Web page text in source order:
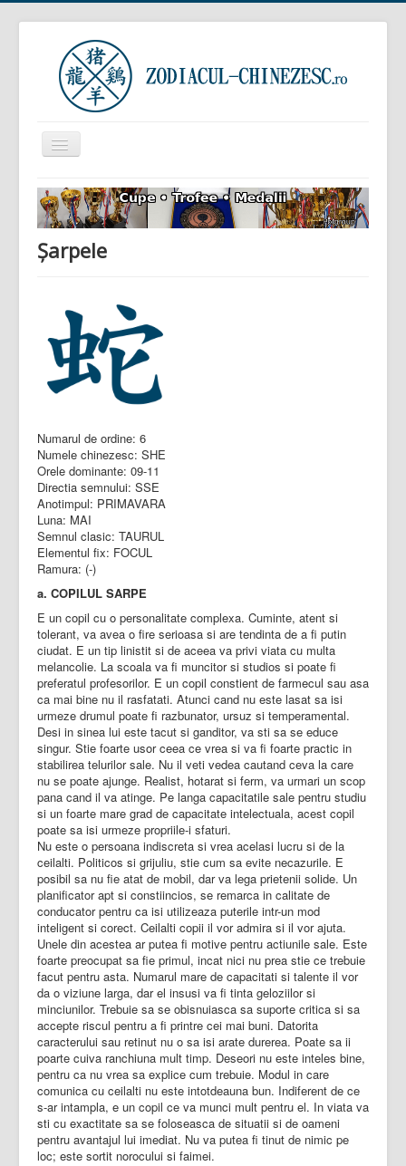
Comută
navigarea
Prima pagină
Zodiacul Chinezesc
Zodiacul European
Zodiacul Arboricol
Semnificația viselor
Sunteți aici: Acasă
Șarpele
Numarul de ordine: 6
Numele chinezesc: SHE
Orele dominante: 09-11
Directia semnului: SSE
Anotimpul: PRIMAVARA
Luna: MAI
Semnul clasic: TAURUL
Elementul fix: FOCUL
Ramura: (-)
a. COPILUL SARPE
E un copil cu o personalitate complexa. Cuminte, atent si
tolerant, va avea o fire serioasa si are tendinta de a fi putin
ciudat. E un tip linistit si de aceea va privi viata cu multa
melancolie. La scoala va fi muncitor si studios si poate fi
preferatul profesorilor. E un copil constient de farmecul sau asa
ca mai bine nu il rasfatati. Atunci cand nu este lasat sa isi
urmeze drumul poate fi razbunator, ursuz si temperamental.
Desi in sinea lui este tacut si ganditor, va sti sa se educe
singur. Stie foarte usor ceea ce vrea si va fi foarte practic in
stabilirea telurilor sale. Nu il veti vedea cautand ceva la care
nu se poate ajunge. Realist, hotarat si ferm, va urmari un scop
pana cand il va atinge. Pe langa capacitatile sale pentru studiu
si un foarte mare grad de capacitate intelectuala, acest copil
poate sa isi urmeze propriile-i sfaturi.
Nu este o persoana indiscreta si vrea acelasi lucru si de la
ceilalti. Politicos si grijuliu, stie cum sa evite necazurile. E
posibil sa nu fie atat de mobil, dar va lega prietenii solide. Un
planificator apt si constiincios, se remarca in calitate de
conducator pentru ca isi utilizeaza puterile intr-un mod
inteligent si corect. Ceilalti copii il vor admira si il vor ajuta.
Unele din acestea ar putea fi motive pentru actiunile sale. Este
foarte preocupat sa fie primul, incat nici nu prea stie ce trebuie
facut pentru asta. Numarul mare de capacitati si talente il vor
da o viziune larga, dar el insusi va fi tinta geloziilor si
minciunilor. Trebuie sa se obisnuiasca sa suporte critica si sa
accepte riscul pentru a fi printre cei mai buni. Datorita
caracterului sau retinut nu o sa isi arate durerea. Poate sa ii
poarte cuiva ranchiuna mult timp. Deseori nu este inteles bine,
pentru ca nu vrea sa explice cum trebuie. Modul in care
comunica cu ceilalti nu este intotdeauna bun. Indiferent de ce
s-ar intampla, e un copil ce va munci mult pentru el. In viata va
sti cu exactitate sa se foloseasca de situatii si de oameni
pentru avantajul lui imediat. Nu va putea fi tinut de nimic pe
loc; este sortit norocului si faimei.